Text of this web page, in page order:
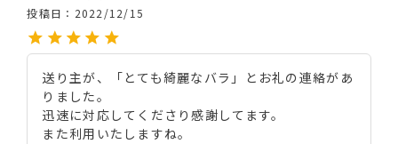
投稿日
2022/12/15
送り主が、「とても綺麗なバラ」とお礼の連絡があ
りました。
迅速に対応してくださり感謝してます。
また利用いたしますね。